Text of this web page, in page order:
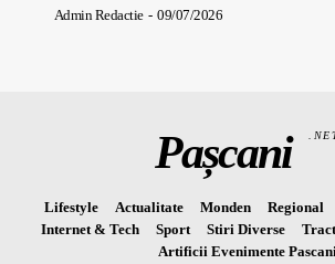
Admin Redactie - 09/07/2026
Pașcani
Lifestyle Actualitate Monden Regional
Internet & Tech
Sport Stiri Diverse
Artificii Evenimente Pascani